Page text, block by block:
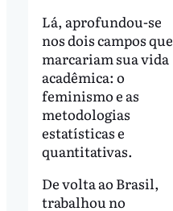
Lá, aprofundou-se
nos dois campos que
marcariam sua vida
acadêmica: o
feminismo e as
metodologias
estatísticas e
quantitativas.
De volta ao Brasil,
trabalhou no